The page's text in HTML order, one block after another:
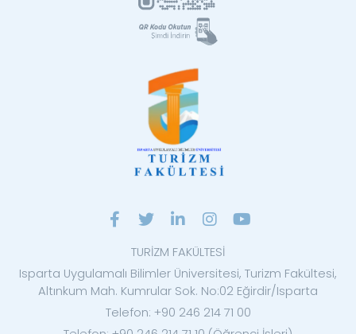
TURİZM FAKÜLTESİ
Isparta Uygulamalı Bilimler Üniversitesi, Turizm Fakültesi,
Altınkum Mah. Kumrular Sok. No:02 Eğirdir/Isparta
Telefon: +90 246 214 71 00